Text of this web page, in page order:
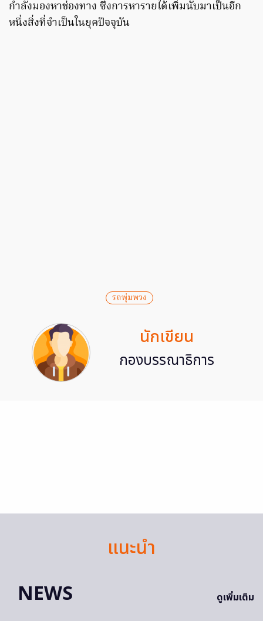
กำลังมองหาช่องทาง ซึ่งการหารายได้เพิ่มนับมาเป็นอีก
หนึ่งสิ่งที่จำเป็นในยุคปัจจุบัน
รถพุ่มพวง
นักเขียน
กองบรรณาธิการ
แนะนำ
NEWS
ดูเพิ่มเติม